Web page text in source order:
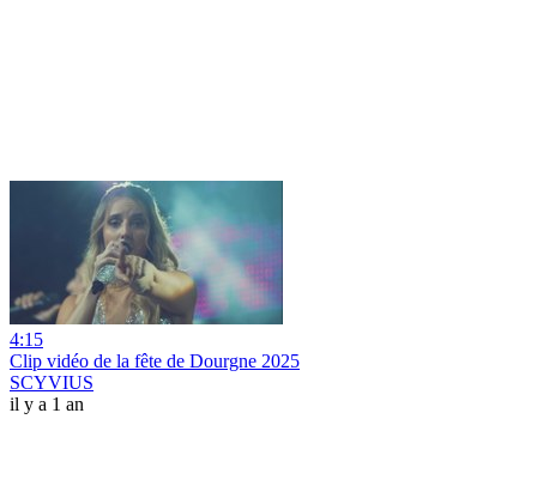
4:15
Clip vidéo de la fête de Dourgne 2025
SCYVIUS
il y a 1 an